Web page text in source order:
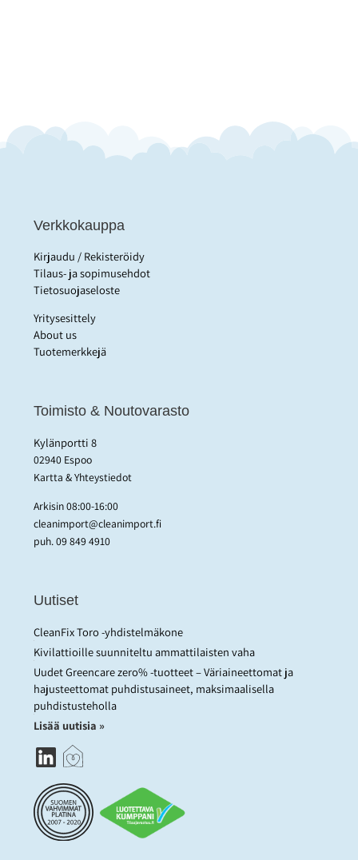
Verkkokauppa
Kirjaudu / Rekisteröidy
Tilaus- ja sopimusehdot
Tietosuojaseloste
Yritysesittely
About us
Tuotemerkkejä
Toimisto & Noutovarasto
Kylänportti 8
02940 Espoo
Kartta & Yhteystiedot
Arkisin 08:00-16:00
cleanimport@cleanimport.fi
puh.09 849 4910
Uutiset
CleanFix Toro -yhdistelmäkone
Kivilattioille suunniteltu ammattilaisten vaha
Uudet Greencare zero% -tuotteet – Väriaineettomat ja
hajusteettomat puhdistusaineet, maksimaalisella
puhdistusteholla
Lisää uutisia »